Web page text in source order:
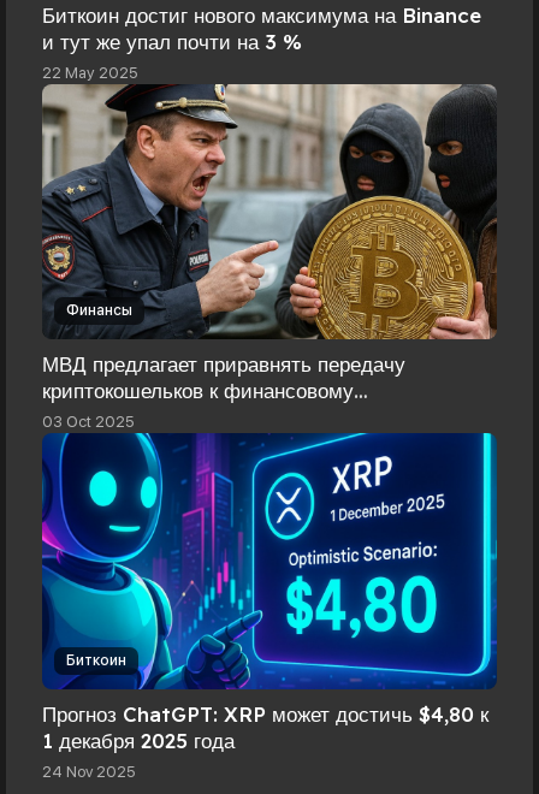
Биткоин достиг нового максимума на Binance
и тут же упал почти на 3 %
22 May 2025
Финансы
МВД предлагает приравнять передачу
криптокошельков к финансовому
посредничеству.
03 Oct 2025
Биткоин
Прогноз ChatGPT: XRP может достичь $4,80 к
1 декабря 2025 года
24 Nov 2025